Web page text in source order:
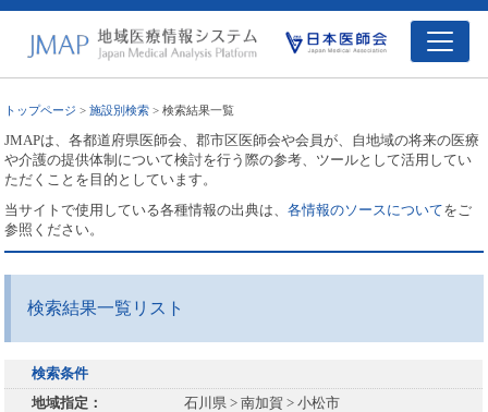
トップページ >施設別検索 > 検索結果一覧
JMAPは、各都道府県医師会、郡市区医師会や会員が、自地域の将来の医療
や介護の提供体制について検討を行う際の参考、ツールとして活用してい
ただくことを目的としています。
当サイトで使用している各種情報の出典は、各情報のソースについてをご
参照ください。
検索結果一覧リスト
検索条件
地域指定：
石川県 > 南加賀 > 小松市